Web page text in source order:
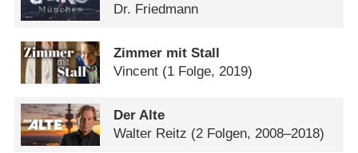
Dr. Friedmann
Zimmer mit Stall
Vincent (1 Folge, 2019)
Der Alte
Walter Reitz (2 Folgen, 2008–2018)